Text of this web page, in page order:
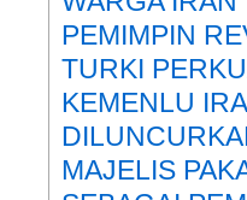
PEMIMPIN
TURKI
KEMENLU
MAJELIS